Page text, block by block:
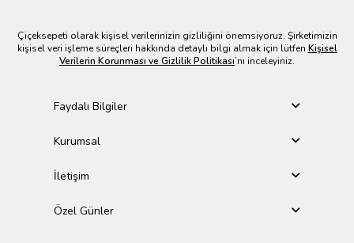
Çiçeksepeti olarak kişisel verilerinizin gizliliğini önemsiyoruz. Şirketimizin
kişisel veri işleme süreçleri hakkında detaylı bilgi almak için lütfen Kişisel
Verilerin Korunması ve Gizlilik Politikası’nı inceleyiniz.
Faydalı Bilgiler
Kurumsal
İletişim
Özel Günler